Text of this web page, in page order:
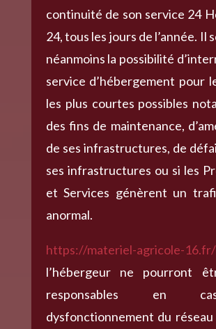
continuité de son service 24
24, tous les jours de l’année. Il
néanmoins la possibilité
service d’hébergement pour
les plus courtes possibles
des fins de maintenance,
de ses infrastructures, de
ses infrastructures ou si les
et Services génèrent un
anormal.
https://materiel-agricole-16.fr/
l’hébergeur ne pourront
responsables en
dysfonctionnement du